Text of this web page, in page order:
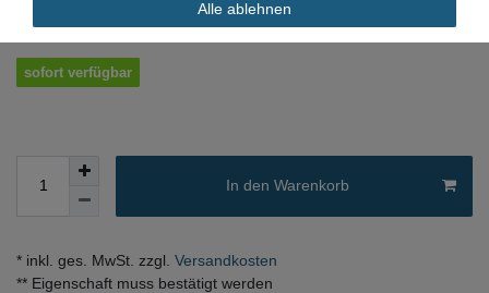
Inhalt Stück
sofort verfügbar
In den Warenkorb
* inkl. ges. MwSt. zzgl. Versandkosten
** Eigenschaft muss bestätigt werden
Alle ablehnen